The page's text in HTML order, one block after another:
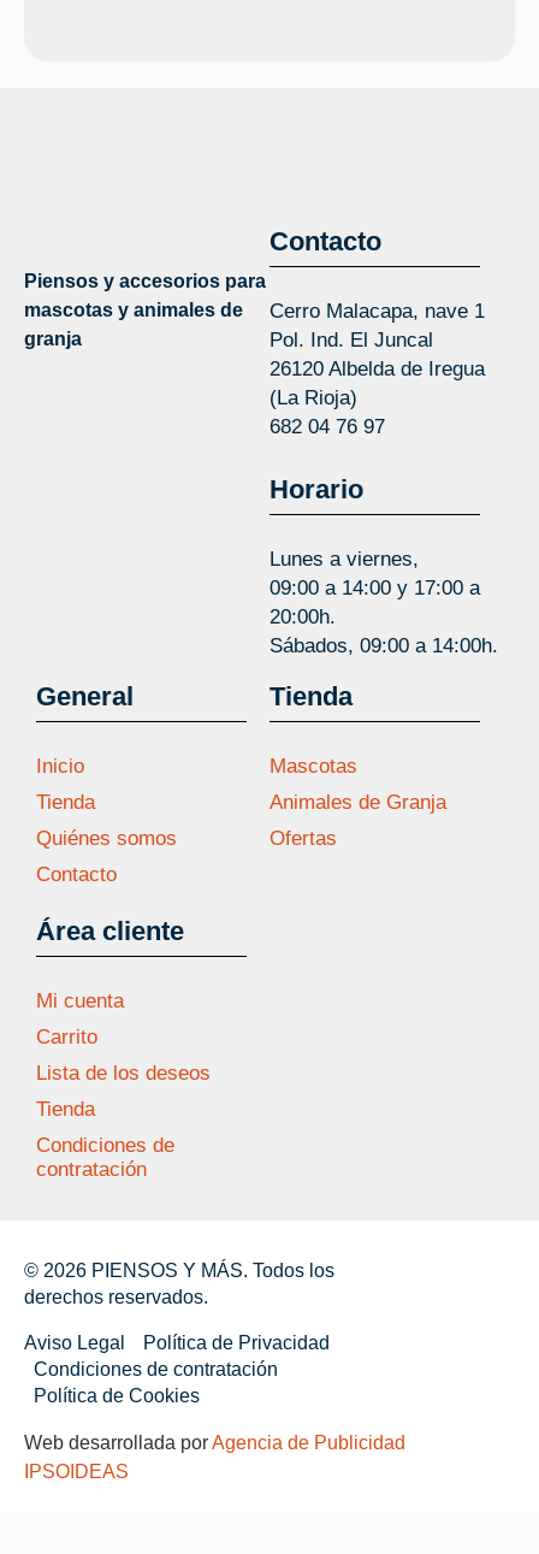
Piensos y accesorios para
mascotas y animales de
granja
Contacto
Cerro Malacapa, nave 1
Pol. Ind. El Juncal
26120 Albelda de Iregua
(La Rioja)
682 04 76 97
Horario
Lunes a viernes,
09:00 a 14:00 y 17:00 a
20:00h.
Sábados, 09:00 a 14:00h.
General
Inicio
Tienda
Quiénes somos
Contacto
Área cliente
Mi cuenta
Carrito
Lista de los deseos
Tienda
Condiciones de
contratación
Tienda
Mascotas
Animales de Granja
Ofertas
© 2026 PIENSOS Y MÁS. Todos los
derechos reservados.
Aviso Legal
Política de Privacidad
Condiciones de contratación
Política de Cookies
Web desarrollada porAgencia de Publicidad
IPSOIDEAS